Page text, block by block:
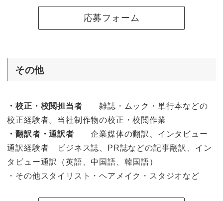
応募フォーム
その他
・校正・校閲担当者 雑誌・ムック・単行本などの
校正経験者。当社制作物の校正・校閲作業
・翻訳者・通訳者 企業媒体の翻訳、インタビュー
通訳経験者 ビジネス誌、PR誌などの記事翻訳、イン
タビュー通訳（英語、中国語、韓国語）
・その他スタイリスト・ヘアメイク・スタジオなど